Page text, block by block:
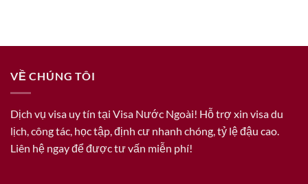
VỀ CHÚNG TÔI
Dịch vụ visa uy tín tại Visa Nước Ngoài! Hỗ trợ xin visa du
lịch, công tác, học tập, định cư nhanh chóng, tỷ lệ đậu cao.
Liên hệ ngay để được tư vấn miễn phí!